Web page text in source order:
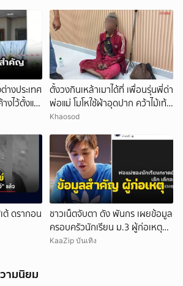
งประเทศ
งไว้ตั้งแต่
ตั้งวงกินเหล้าเมาได้ที่ เพื่อนรุ่นพี่ด่า
พ่อแม่ โมโหใช้ผ้าอุดปาก คว้าไม้เท้า
กระหน่ำฟาดเสียชีวิต
Khaosod
ต้ ดรากอน
ชาวเน็ตจับตา ดัง พันกร เผยข้อมูล
ครอบครัวนักเรียน ม.3 ผู้ก่อเหตุ
และที่มาอาวุธ
KaaZip บันเทิง
ามนิยม